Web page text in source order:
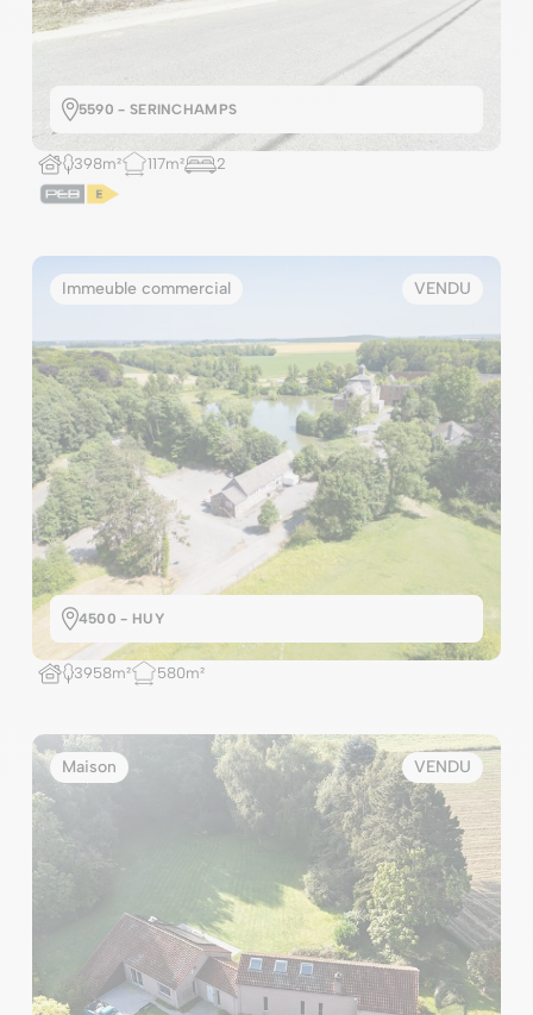
5590 - SERINCHAMPS
398m² 117m² 2
Immeuble commercial VENDU
4500 - HUY
3958m² 580m²
Maison VENDU